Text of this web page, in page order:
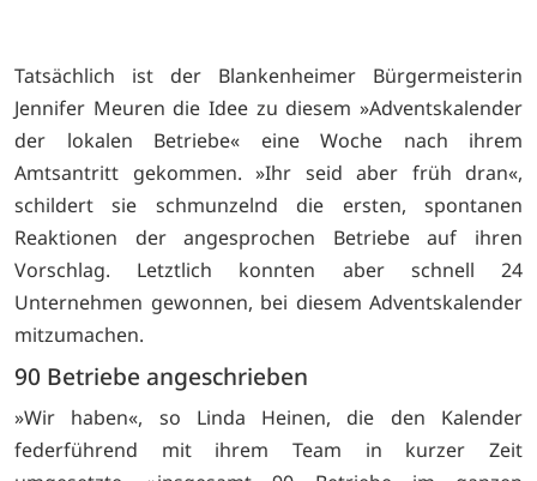
Tatsächlich ist der Blankenheimer Bürgermeisterin
Jennifer Meuren die Idee zu diesem »Adventskalender
der lokalen Betriebe« eine Woche nach ihrem
Amtsantritt gekommen. »Ihr seid aber früh dran«,
schildert sie schmunzelnd die ersten, spontanen
Reaktionen der angesprochen Betriebe auf ihren
Vorschlag. Letztlich konnten aber schnell 24
Unternehmen gewonnen, bei diesem Adventskalender
mitzumachen.
90 Betriebe angeschrieben
»Wir haben«, so Linda Heinen, die den Kalender
federführend mit ihrem Team in kurzer Zeit